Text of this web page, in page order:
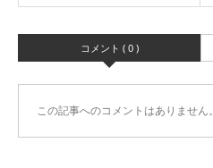
コメント ( 0 )
この記事へのコメントはありません。